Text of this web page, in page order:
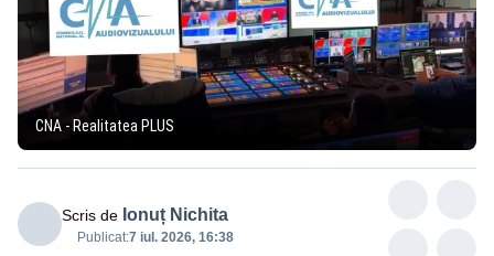
CNA - Realitatea PLUS
Scris de Ionuț Nichita
Publicat:7 iul. 2026, 16:38